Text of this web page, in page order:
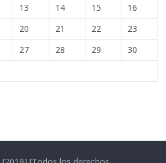
13 14 15
16
20 21 22
23
27 28 29
30